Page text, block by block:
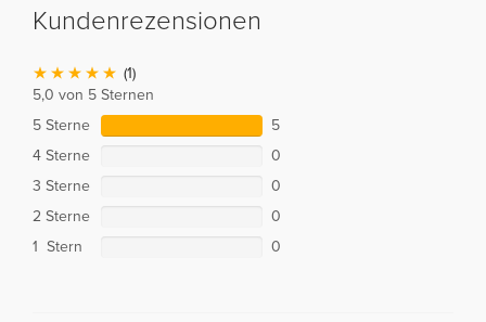
Kundenrezensionen
(1)
5,0 von 5 Sternen
5 Sterne
5
4 Sterne
0
3 Sterne
0
2 Sterne
0
1 Stern
0